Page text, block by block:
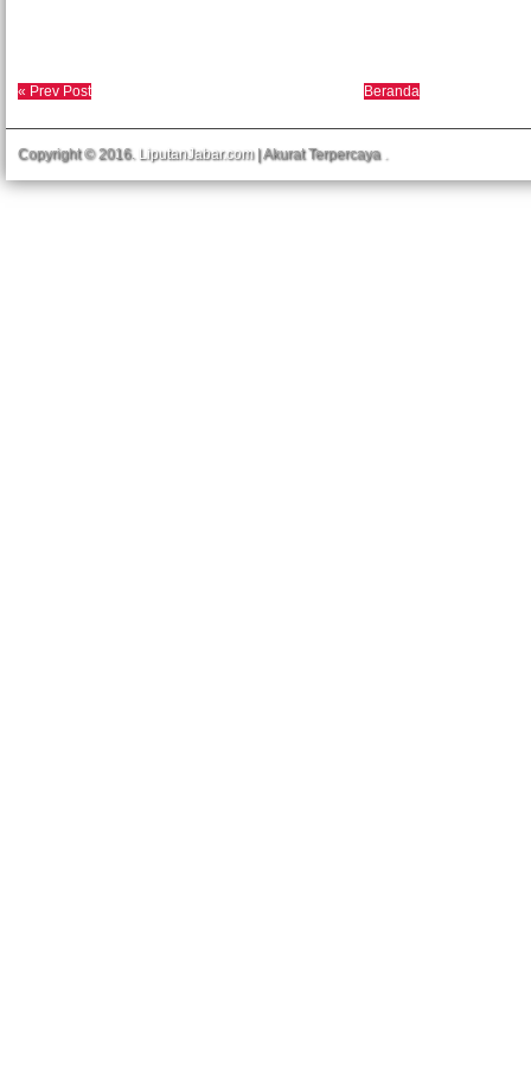
« Prev Post Beranda
Copyright © 2016. LiputanJabar.com| Akurat Terpercaya